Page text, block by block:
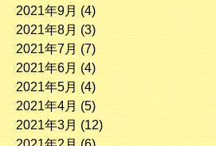
2021年9月 (4)
2021年8月 (3)
2021年7月 (7)
2021年6月 (4)
2021年5月 (4)
2021年4月 (5)
2021年3月 (12)